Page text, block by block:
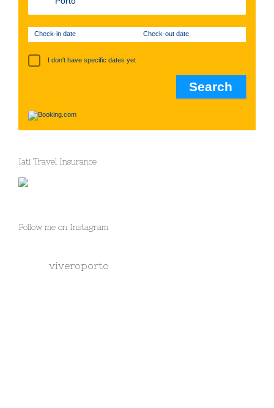
Check-in date Check-out date
I don't have specific dates yet
Iati Travel Insurance
Follow me on Instagram
viveroporto